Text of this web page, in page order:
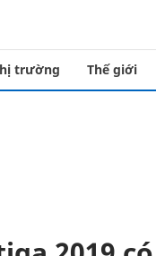
trường Thế giới